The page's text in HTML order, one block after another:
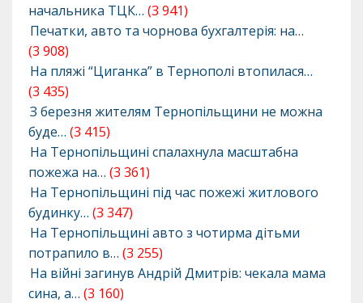
начальника ТЦК… (3 941)
Печатки, авто та чорнова бухгалтерія: на…
(3 908)
На пляжі “Циганка” в Тернополі втопилася…
(3 435)
З березня жителям Тернопільщини не можна
буде… (3 415)
На Тернопільщині спалахнула масштабна
пожежа на… (3 361)
На Тернопільщині під час пожежі житлового
будинку… (3 347)
На Тернопільщині авто з чотирма дітьми
потрапило в… (3 255)
На війні загинув Андрій Дмитрів: чекала мама
сина, а… (3 160)